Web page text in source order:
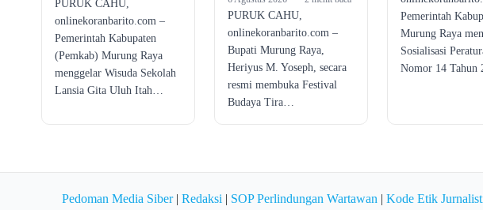
PURUK CAHU,
onlinekoranbarito.com –
Pemerintah Kabupaten
(Pemkab) Murung Raya
menggelar Wisuda Sekolah
Lansia Gita Uluh Itah…
PURUK CAHU,
onlinekoranbarito.com –
Bupati Murung Raya,
Heriyus M. Yoseph, secara
resmi membuka Festival
Budaya Tira…
Pemerintah
Murung Raya
Sosialisasi
Nomor 14 Tahun
Pedoman Media Siber| Redaksi | SOP Perlindungan Wartawan | Kode Etik